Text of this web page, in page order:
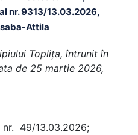
nr. 9313/13.03.2026,
Attila
Topliţa, întrunit în
de 25 martie 2026,
nr. 49/13.03.2026;